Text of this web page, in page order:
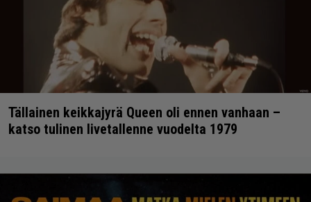
Tällainen keikkajyrä Queen oli ennen vanhaan –
katso tulinen livetallenne vuodelta 1979